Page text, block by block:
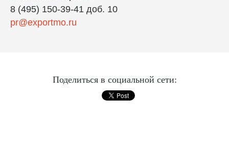
8 (495) 150-39-41 доб. 10
pr@exportmo.ru
Поделиться в социальной сети: